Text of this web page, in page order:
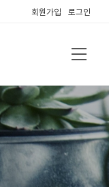
회원가입 로그인